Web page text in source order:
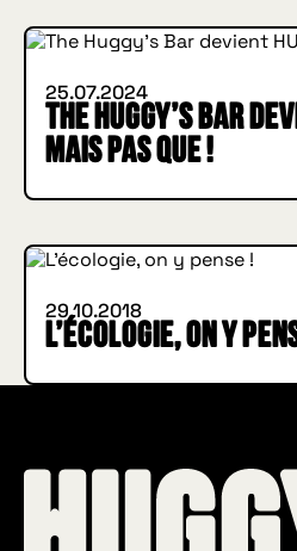
25.07.2024
The Huggy’s Bar
mais pas que !
29.10.2018
L’écologie, on y